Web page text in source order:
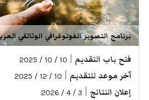
برنامج التصوير الفوتوغرافي الوثائقي
فتح باب التقديم 10 / 10 / 2025
آخر موعد للتقديم 10 / 12 / 2025
إعلان النتائج 3 / 4 / 2026